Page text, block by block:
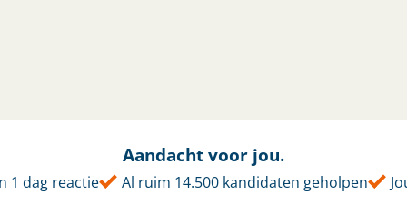
Aandacht voor jou.
1 dag reactie Al ruim 14.500 kandidaten geholpen